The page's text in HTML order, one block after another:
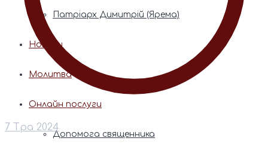
Патріарх Димитрій (Ярема)
Новини
Молитва
Онлайн послуги
Допомога священника
7 Тра 2024